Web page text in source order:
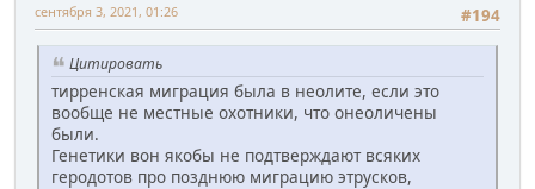
#194
сентября 3, 2021, 01:26
Цитировать
тирренская миграция была в неолите, если это
вообще не местные охотники, что онеоличены
были.
Генетики вон якобы не подтверждают всяких
геродотов про позднюю миграцию этрусков,